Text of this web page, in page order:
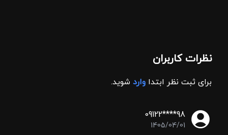
نظرات کاربران
برای ثبت نظر ابتدا وارد شوید.
09122****98
1405/04/01